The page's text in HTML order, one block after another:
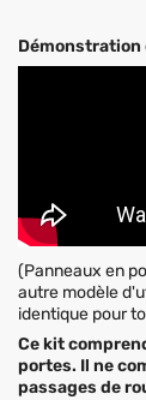
(Panneaux en
autre modèle
identique pour
Ce kit
portes. Il ne
passages de